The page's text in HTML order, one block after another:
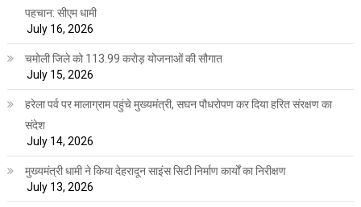
पहचान: सीएम धामी
July 16, 2026
चमोली जिले को 113.99 करोड़ योजनाओं की सौगात
July 15, 2026
हरेला पर्व पर मालाग्राम पहुंचे मुख्यमंत्री, सघन पौधरोपण कर दिया हरित संरक्षण का
संदेश
July 14, 2026
मुख्यमंत्री धामी ने किया देहरादून साइंस सिटी निर्माण कार्यों का निरीक्षण
July 13, 2026